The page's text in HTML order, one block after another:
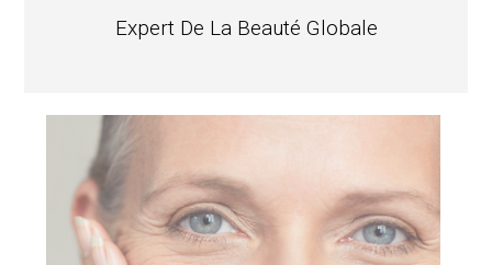
Expert De La Beauté Globale